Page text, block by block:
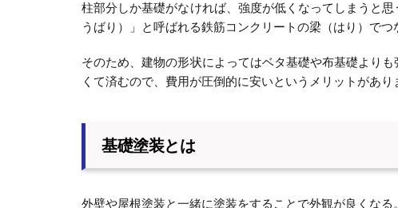
柱部分しか基礎がなければ、強度が低くなってしまうと
うばり）」と呼ばれる鉄筋コンクリートの梁（はり）でつ
そのため、建物の形状によってはベタ基礎や布基礎より
くて済むので、費用が圧倒的に安いというメリットがあり
基礎塗装とは
外壁や屋根塗装と一緒に塗装をすることで外観が良くなる。